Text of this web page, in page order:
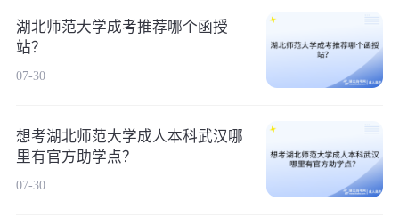
湖北师范大学成考推荐哪个函授
站？
07-30
想考湖北师范大学成人本科武汉哪
里有官方助学点？
07-30